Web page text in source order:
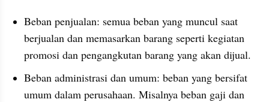
Beban penjualan: semua beban yang muncul saat
berjualan dan memasarkan barang seperti kegiatan
promosi dan pengangkutan barang yang akan dijual.
Beban administrasi dan umum: beban yang bersifat
umum dalam perusahaan. Misalnya beban gaji dan